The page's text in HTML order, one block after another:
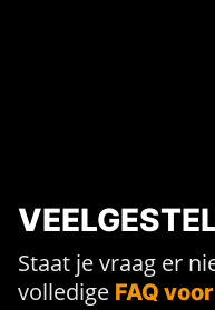
Staat je vraag er
volledige FAQ